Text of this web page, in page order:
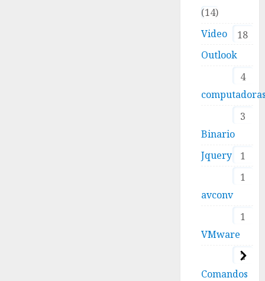
14
Video
18
Outlook
4
3
Binario
1
Jquery
1
avconv
1
VMware
2
Comandos